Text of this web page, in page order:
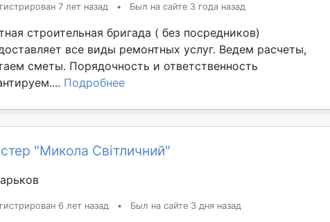
7 лет назад • Был на сайте 3 года назад
строительная бригада ( без посредников)
все виды ремонтных услуг. Ведем расчеты,
сметы. Порядочность и ответственность
Подробнее
"Микола Світличний"
6 лет назад • Был на сайте 3 дня назад